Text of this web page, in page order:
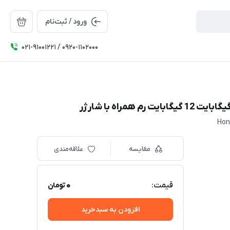
ورود / ثبت‌نام
۰۲۱-91001221 / 0920-1102000
مقایسه علاقه‌مندی
قیمت: 0تومان
افزودن به سبدخرید